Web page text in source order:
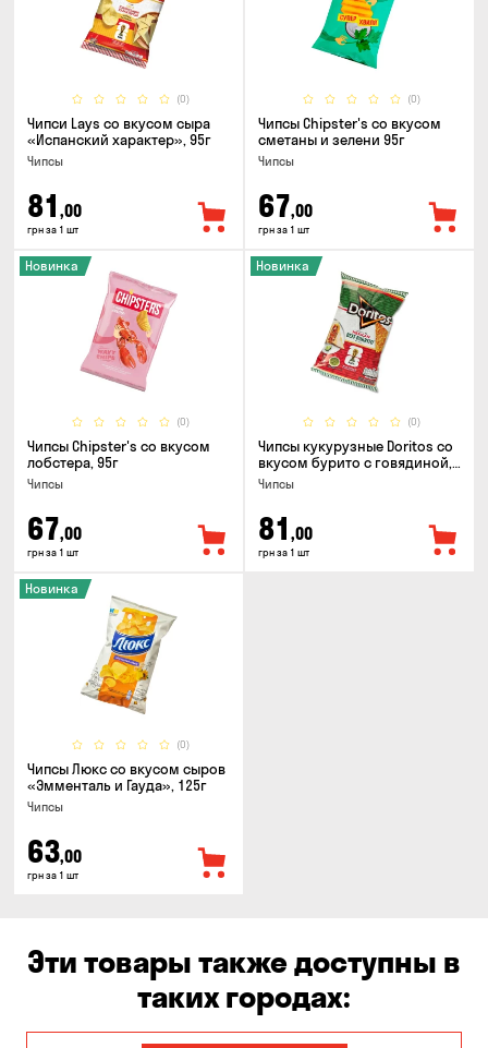
(0)
Чипси Lays со вкусом сыра
«Испанский характер», 95г
Чипсы
81 ,00
грн за 1 шт
(0)
Чипсы Chipster's со вкусом
сметаны и зелени 95г
Чипсы
67,00
грн за 1 шт
(0)
Новинка
Чипсы Chipster's со вкусом
лобстера, 95г
Чипсы
67,00
грн за 1 шт
(0)
Новинка
Чипсы кукурузные Doritos со
вкусом бурито с говядиной,
90г
Чипсы
81 ,00
грн за 1 шт
(0)
Новинка
Чипсы Люкс со вкусом сыров
«Эмменталь и Гауда», 125г
Чипсы
63,00
грн за 1 шт
Эти товары также доступны в
таких городах: